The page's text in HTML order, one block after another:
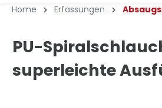
Home Erfassungen
PU-
superleichte